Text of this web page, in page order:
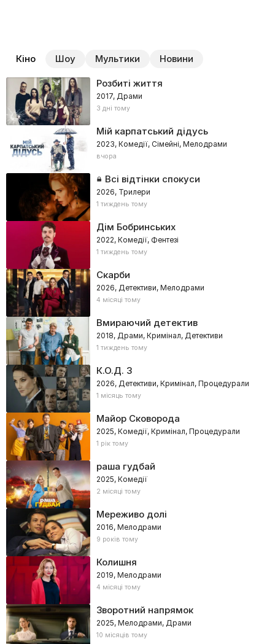
Кіно Шоу Мультики Новини
Розбиті життя
2017, Драми
3 дні тому
Мій карпатський дідусь
2023, Комедії, Сімейні, Мелодрами
вчора
Всі відтінки спокуси
2026, Трилери
1 тиждень тому
Дім Бобринських
2022, Комедії, Фентезі
1 тиждень тому
Скарби
2026, Детективи, Мелодрами
4 місяці тому
Вмираючий детектив
2018, Драми, Кримінал, Детективи
1 тиждень тому
К.О.Д. 3
2026, Детективи, Кримінал, Процедурали
1 місяць тому
Майор Сковорода
2025, Комедії, Кримінал, Процедурали
1 рік тому
раша гудбай
2025, Комедії
2 місяці тому
Мереживо долі
2016, Мелодрами
9 років тому
Колишня
2019, Мелодрами
4 місяці тому
Зворотний напрямок
2025, Мелодрами, Драми
10 місяців тому